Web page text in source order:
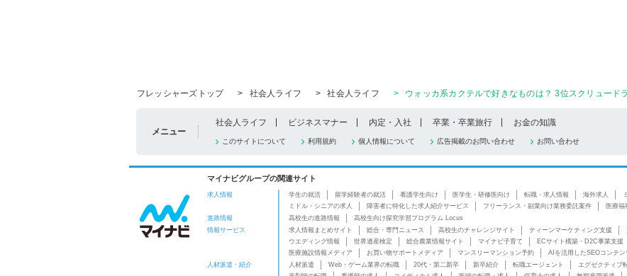
フレッシャーズトップ
> 社会人ライフ > 社会人ライフ > ウォッカ系カクテルで好きなものは？ 3位スクリュード
メニュー
社会人ライフ ビジネスマナー 内定・入社 卒業・卒業旅行 お金の知識
このサイトについて 利用規約 個人情報について 広告掲載のお問い合わせ お問い合わせ
マイナビグループの関連サイト
求人情報 学生の就活 留学経験者の就活 看護学生向け 医学生・研修医向け 転職・求人情報 海外求人
ミドル・シニアの求人
障害者に特化した求人紹介サービス フリーランス・副業向け業務委託案件
医療福
進路情報
高校生の進路情報
高校生向け探究学習プログラム Locus
情報サービス
求人情報まとめサイト 総合・専門ニュース 高校生のチャレンジサイト ティーンマーケティング支援
ウエディング情報
世界遺産検定 総合農業情報サイト マイナビ子育て ECサイト構築・D2C事業支援
医療施設情報メディア
お買い物サポートメディア マンスリーマンション予約 AIを活用したSEOコンテ
人材派遣・紹介
人材派遣 Web・ゲーム業界の転職 20代・第二新卒 新卒紹介 転職エージェント エグゼクティブ